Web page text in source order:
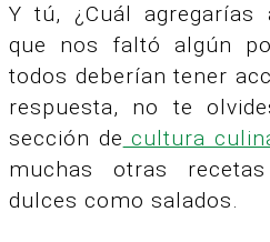
Y tú, ¿Cuál agregarías
que nos faltó algún
todos deberían tener
respuesta, no te
sección de cultura
muchas otras
dulces como salados.